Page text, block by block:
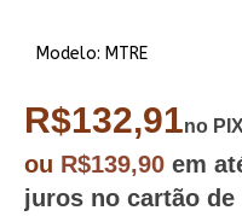
Modelo: MTRE
R$132,91no
ou R$139,90 em
juros no cartão